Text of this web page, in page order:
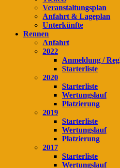
Veranstaltungsplan
Anfahrt & Lageplan
Unterkünfte
Rennen
Anfahrt
2022
Anmeldung /
Starterliste
2020
Starterliste
Wertungslauf
Platzierung
2019
Starterliste
Wertungslauf
Platzierung
2017
Starterliste
Wertungslauf